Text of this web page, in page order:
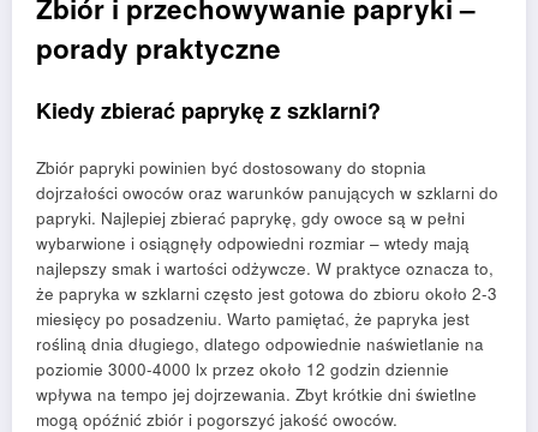
Zbiór i przechowywanie papryki –
porady praktyczne
Kiedy zbierać paprykę z szklarni?
Zbiór papryki powinien być dostosowany do stopnia
dojrzałości owoców oraz warunków panujących w szklarni do
papryki. Najlepiej zbierać paprykę, gdy owoce są w pełni
wybarwione i osiągnęły odpowiedni rozmiar – wtedy mają
najlepszy smak i wartości odżywcze. W praktyce oznacza to,
że papryka w szklarni często jest gotowa do zbioru około 2-3
miesięcy po posadzeniu. Warto pamiętać, że papryka jest
rośliną dnia długiego, dlatego odpowiednie naświetlanie na
poziomie 3000-4000 lx przez około 12 godzin dziennie
wpływa na tempo jej dojrzewania. Zbyt krótkie dni świetlne
mogą opóźnić zbiór i pogorszyć jakość owoców.